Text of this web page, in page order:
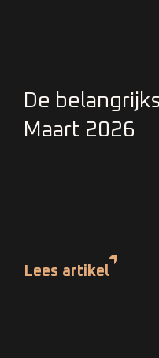
De
Maart 2026
Lees artikel